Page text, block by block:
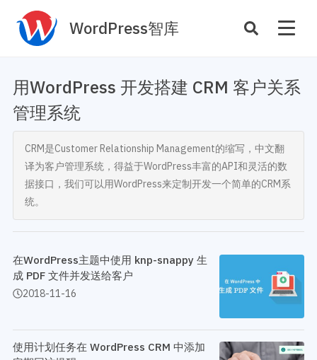
WordPress智库
主机托管 性能优化
SEO与全站运营
案例 商店
主题推荐
插件推荐
主题开发分享 安全增强
用WordPress 开发搭建 CRM 客户关系
管理系统
CRM是Customer Relationship Management的缩写，中文翻
译为客户管理系统，得益于WordPress丰富的API和灵活的数
据接口，我们可以用WordPress来定制开发一个简单的CRM系
统。
在WordPress主题中使用 knp-snappy 生
成 PDF 文件并发送给客户
2018-11-16
使用计划任务在 WordPress CRM 中添加